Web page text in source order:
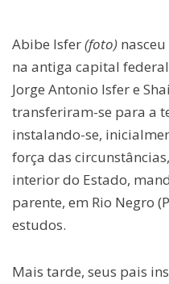
Abibe Isfer(foto)
na antiga capital federal
Jorge Antonio Isfer e
transferiram-se para a
instalando-se,
força das
interior do Estado,
parente, em Rio Negro
estudos.
Mais tarde, seus pais